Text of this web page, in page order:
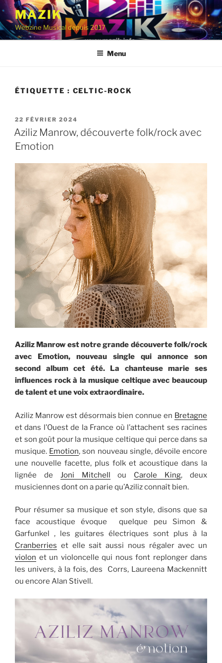
Aller
contenu
principal
MAZIK
Webzine Musical depuis 2017
Menu
ÉTIQUETTE : CELTIC-ROCK
PUBLIÉ
LE
22 FÉVRIER 2024
Aziliz Manrow, découverte folk/rock avec
Emotion
Aziliz Manrow est notre grande découverte folk/rock
avec Emotion, nouveau single qui annonce son
second album cet été. La chanteuse marie ses
influences rock à la musique celtique avec beaucoup
de talent et une voix extraordinaire.
Aziliz Manrow est désormais bien connue en Bretagne
et dans l’Ouest de la France où l’attachent ses racines
et son goût pour la musique celtique qui perce dans sa
musique. Emotion, son nouveau single, dévoile encore
une nouvelle facette, plus folk et acoustique dans la
lignée de Joni Mitchell ou Carole King, deux
musiciennes dont on a parie qu’Aziliz connaît bien.
Pour résumer sa musique et son style, disons que sa
face acoustique évoque quelque peu Simon &
Garfunkel , les guitares électriques sont plus à la
Cranberries et elle sait aussi nous régaler avec un
violon et un violoncelle qui nous font replonger dans
les univers, à la fois, des Corrs, Laureena Mackennitt
ou encore Alan Stivell.